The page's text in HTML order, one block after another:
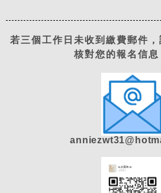
若三個工作日未收到繳費郵件
核對您的報名信息